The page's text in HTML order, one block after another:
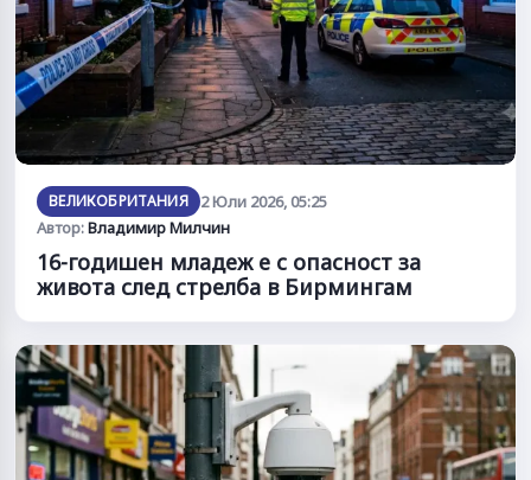
ВЕЛИКОБРИТАНИЯ
2 Юли 2026, 05:25
Автор:Владимир Милчин
16-годишен младеж е с опасност за
живота след стрелба в Бирмингам